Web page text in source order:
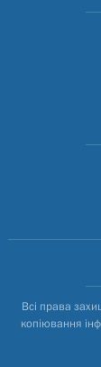
Всі права
копіювання